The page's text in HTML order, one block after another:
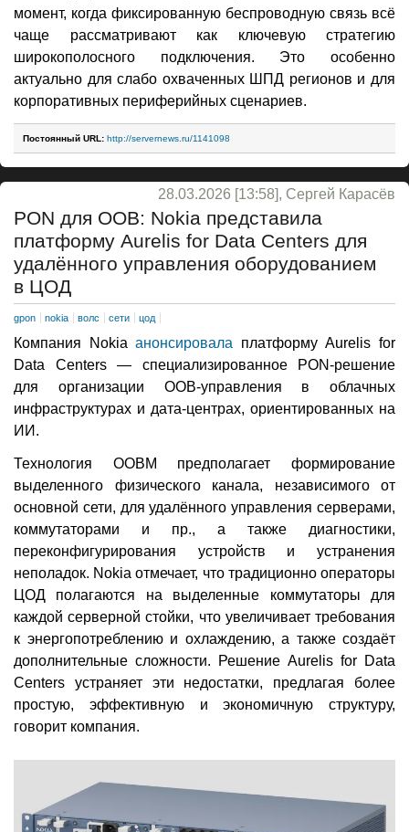
момент, когда фиксированную беспроводную связь всё
чаще рассматривают как ключевую стратегию
широкополосного подключения. Это особенно
актуально для слабо охваченных ШПД регионов и для
корпоративных периферийных сценариев.
Постоянный URL: http://servernews.ru/1141098
28.03.2026 [13:58], Сергей Карасёв
PON для OOB: Nokia представила
платформу Aurelis for Data Centers для
удалённого управления оборудованием
в ЦОД
gpon nokia волс сети цод
Компания Nokiaанонсировала платформу Aurelis for
Data Centers — специализированное PON-решение
для организации OOB-управления в облачных
инфраструктурах и дата-центрах, ориентированных на
ИИ.
Технология OOBM предполагает формирование
выделенного физического канала, независимого от
основной сети, для удалённого управления серверами,
коммутаторами и пр., а также диагностики,
переконфигурирования устройств и устранения
неполадок. Nokia отмечает, что традиционно операторы
ЦОД полагаются на выделенные коммутаторы для
каждой серверной стойки, что увеличивает требования
к энергопотреблению и охлаждению, а также создаёт
дополнительные сложности. Решение Aurelis for Data
Centers устраняет эти недостатки, предлагая более
простую, эффективную и экономичную структуру,
говорит компания.